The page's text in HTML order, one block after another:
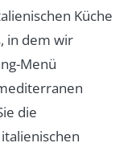
Küche
in dem wir
Menü
die